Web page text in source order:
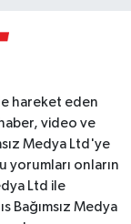
hareket eden
video ve
Medya Ltd'ye
yorumları onların
Ltd ile
Bağımsız Medya